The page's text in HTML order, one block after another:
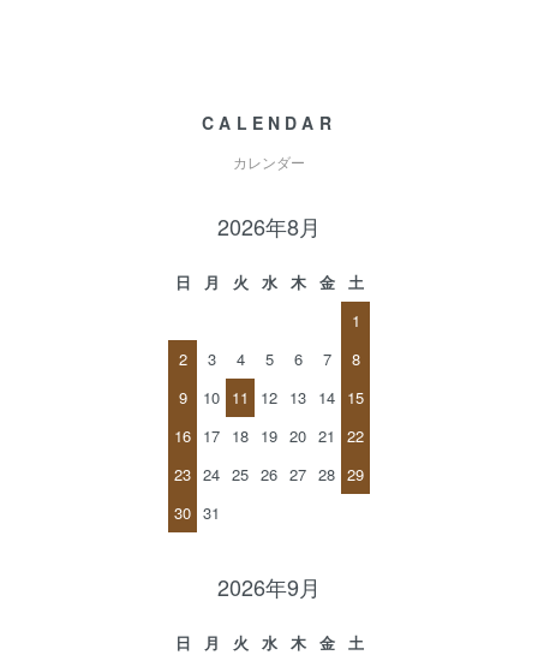
CALENDAR
カレンダー
2026年8月
日 月 火 水 木 金
土
1
2
3 4 5 6 7
8
9
10 11 12 13 14 15
16 17 18 19 20 21
22
23 24 25 26 27 28 29
30 31
2026年9月
日 月 火 水 木 金
土